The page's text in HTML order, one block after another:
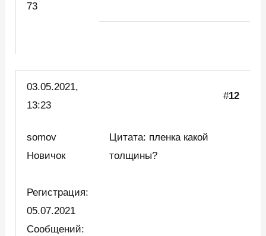
73
03.05.2021,
13:23
#12
somov
Новичок
Регистрация:
05.07.2021
Сообщений:
Цитата: пленка какой
толщины?